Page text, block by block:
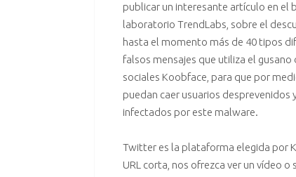
publicar un interesante artículo en el
laboratorio TrendLabs, sobre el
hasta el momento más de 40 tipos
falsos mensajes que utiliza el gusano
sociales Koobface , para que por
puedan caer usuarios desprevenidos
infectados por este malware.
Twitter es la plataforma elegida por
URL corta, nos ofrezca ver un vídeo